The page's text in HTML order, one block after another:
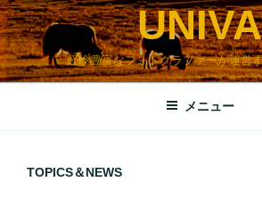
プ
UNIVA
経験豊富なフォトグラファーが運営
メニュー
TOPICS＆NEWS